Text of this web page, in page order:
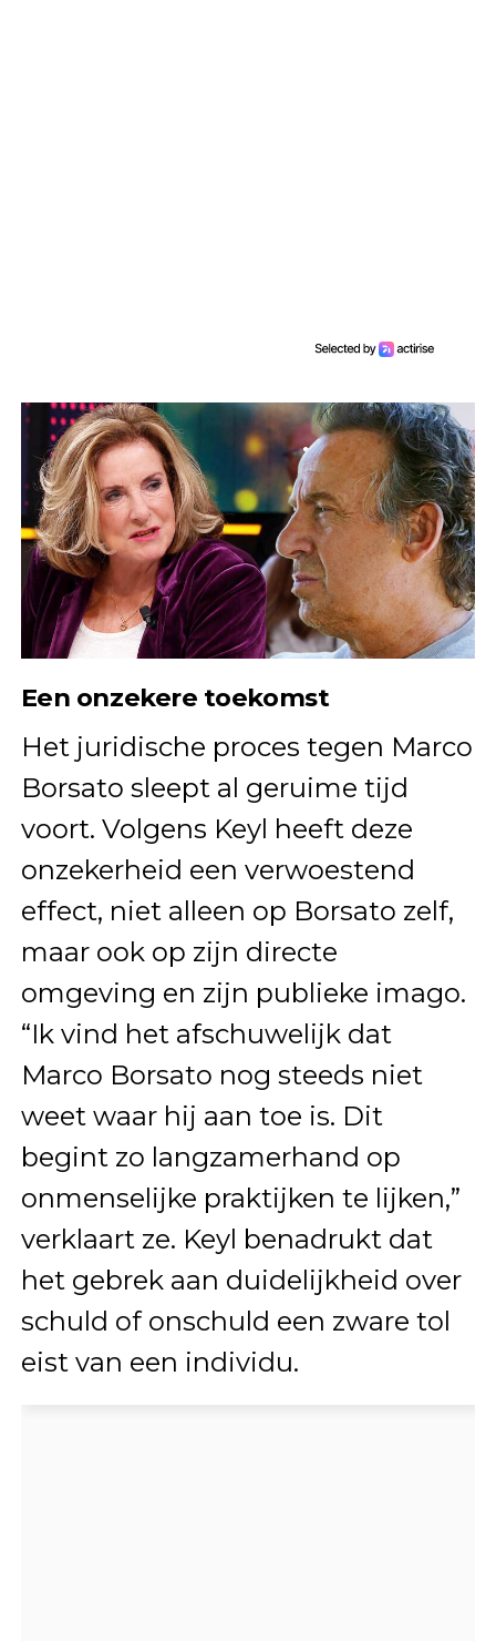
Een onzekere toekomst
Het juridische proces tegen Marco
Borsato sleept al geruime tijd
voort. Volgens Keyl heeft deze
onzekerheid een verwoestend
effect, niet alleen op Borsato zelf,
maar ook op zijn directe
omgeving en zijn publieke imago.
“Ik vind het afschuwelijk dat
Marco Borsato nog steeds niet
weet waar hij aan toe is. Dit
begint zo langzamerhand op
onmenselijke praktijken te lijken,”
verklaart ze. Keyl benadrukt dat
het gebrek aan duidelijkheid over
schuld of onschuld een zware tol
eist van een individu.